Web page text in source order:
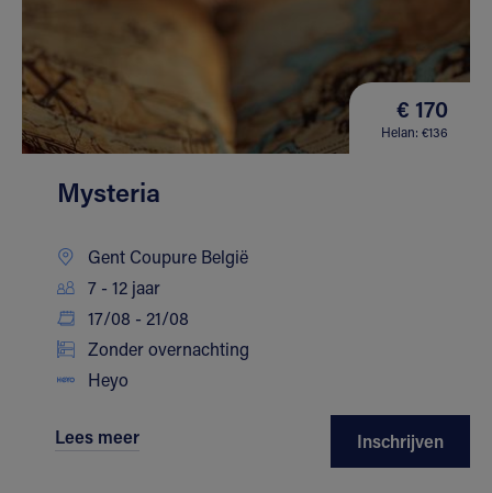
€ 170
Helan: €136
Mysteria
Gent Coupure België
7 - 12 jaar
17/08 - 21/08
Zonder overnachting
Heyo
Lees meer Inschrijven